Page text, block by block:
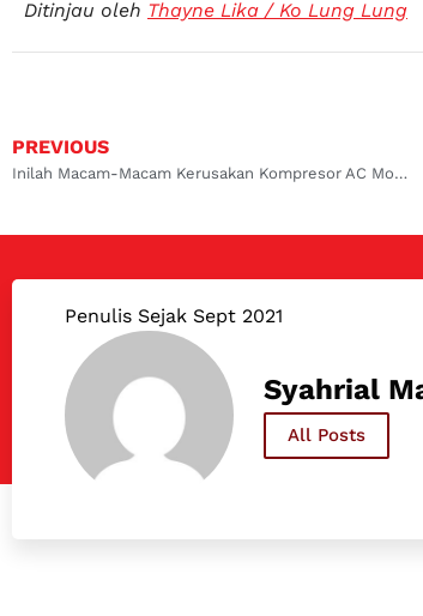
Ditinjau oleh Thayne Lika / Ko Lung Lung
PREVIOUS
Inilah Macam-Macam Kerusakan Kompresor AC Mobil !
Penulis Sejak Sept 2021
Syahrial
All Posts